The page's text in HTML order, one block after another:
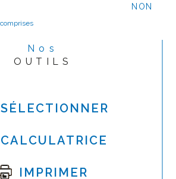
NON
Nos
OUTILS
SÉLECTIONNER
CALCULATRICE
IMPRIMER